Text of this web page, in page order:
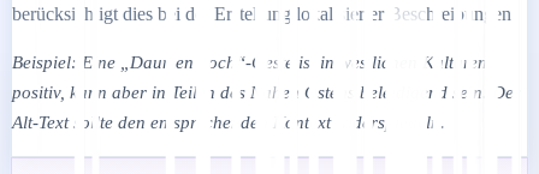
berücksichtigt dies bei der Erstellung lokalisierter Beschreibungen.
Beispiel: Eine „Daumen hoch“-Geste ist in westlichen Kulturen
positiv, kann aber in Teilen des Nahen Ostens beleidigend sein. Der
Alt-Text sollte den entsprechenden Kontext widerspiegeln.